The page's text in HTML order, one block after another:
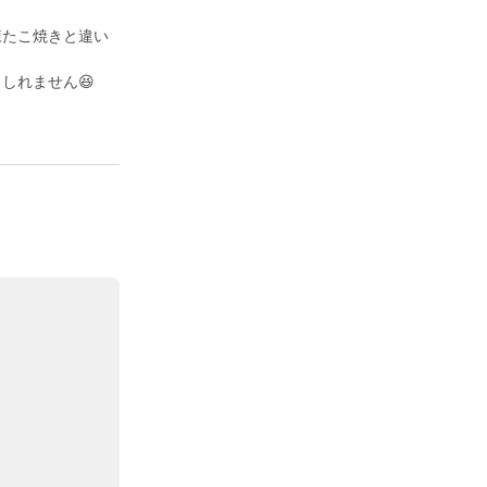
こ焼きと違い
れません😆